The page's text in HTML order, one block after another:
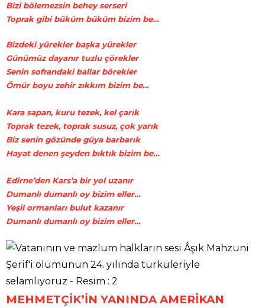
Bizi bölemezsin behey serseri
Toprak gibi büküm büküm bizim be…
Bizdeki yürekler başka yürekler
Günümüz dayanır tuzlu çörekler
Senin sofrandaki ballar börekler
Ömür boyu zehir zıkkım bizim be…
Kara sapan, kuru tezek, kel çarık
Toprak tezek, toprak susuz, çok yarık
Biz senin gözünde güya barbarık
Hayat denen şeyden bıktık bizim be…
Edirne’den Kars’a bir yol uzanır
Dumanlı dumanlı oy bizim eller…
Yeşil ormanları bulut kazanır
Dumanlı dumanlı oy bizim eller…
MEHMETÇİK’İN YANINDA AMERİKAN